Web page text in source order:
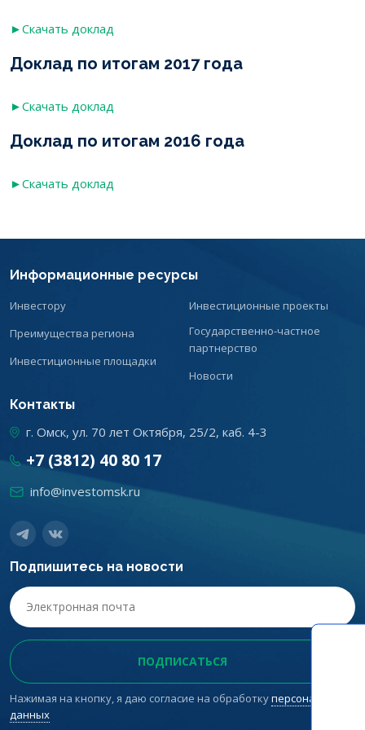
►Скачать доклад
Доклад по итогам 2017 года
►Скачать доклад
Доклад по итогам 2016 года
►Скачать доклад
Информационные ресурсы
Инвестору
Преимущества региона
Инвестиционные площадки
Инвестиционные проекты
Государственно-частное
партнерство
Новости
Контакты
г. Омск, ул. 70 лет Октября, 25/2, каб. 4-3
+7 (3812) 40 80 17
info@investomsk.ru
Подпишитесь на новости
Нажимая на кнопку, я даю согласие на обработкуперсональных
данных